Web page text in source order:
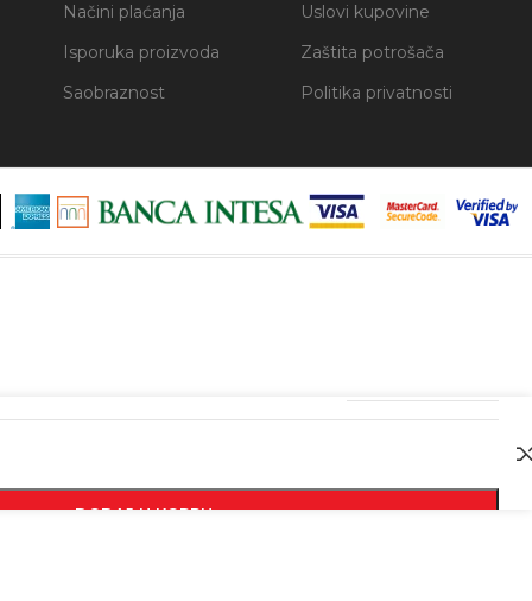
Načini plaćanja
Isporuka proizvoda
Saobraznost
Uslovi kupovine
Zaštita potrošača
Politika privatnosti
DODAJ U KORPU